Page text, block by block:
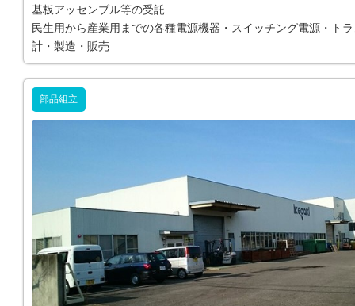
基板アッセンブル等の受託
民生用から産業用までの各種電源機器・スイッチング電源・ト
計・製造・販売
部品組立